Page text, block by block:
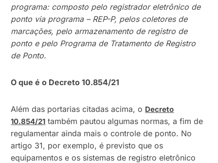
programa: composto pelo registrador eletrônico de
ponto via programa – REP-P, pelos coletores de
marcações, pelo armazenamento de registro de
ponto e pelo Programa de Tratamento de Registro
de Ponto.
O que é o Decreto 10.854/21
Além das portarias citadas acima, o Decreto
10.854/21 também pautou algumas normas, a fim de
regulamentar ainda mais o controle de ponto. No
artigo 31, por exemplo, é previsto que os
equipamentos e os sistemas de registro eletrônico